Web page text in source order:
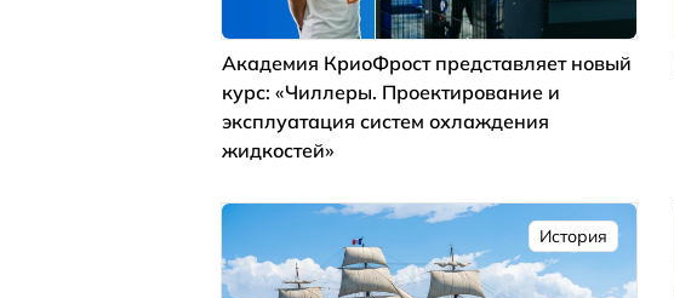
Академия КриоФрост представляет новый
курс: «Чиллеры. Проектирование и
эксплуатация систем охлаждения
жидкостей»
История